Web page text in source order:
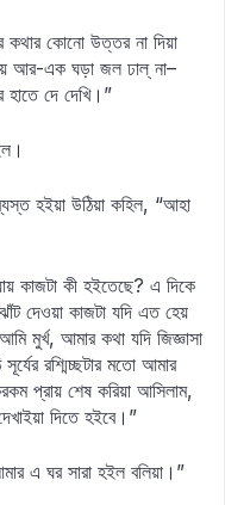
কথার কোনো উত্তর না দিয়া
আর-এক ঘড়া জল ঢাল্‌ না–
হাতে দে দেখি।”
হইয়া উঠিয়া কহিল, “আহা
কাজটা কী হইতেছে? এ দিকে
দেওয়া কাজটা যদি এত হেয়
মুর্খ, আমার কথা যদি জিজ্ঞাসা
রশ্মিচ্ছটার মতো আমার
প্রায় শেষ করিয়া আসিলাম,
দিতে হইবে।”
এ ঘর সারা হইল বলিয়া।”